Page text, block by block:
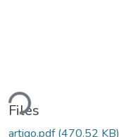
Loading...
Files
artigo.pdf(470.52 KB)